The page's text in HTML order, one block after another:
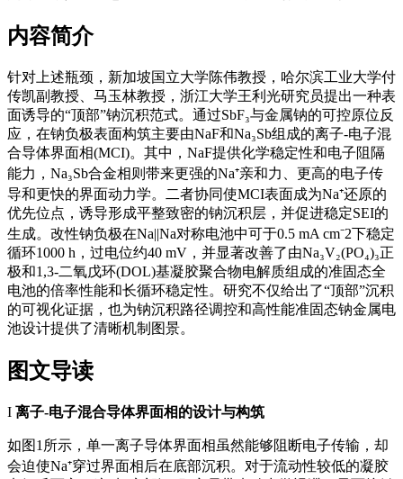
内容简介
针对上述瓶颈，新加坡国立大学陈伟教授，哈尔滨工业大学付
传凯副教授、马玉林教授，浙江大学王利光研究员提出一种表
面诱导的“顶部”钠沉积范式。通过SbF₃与金属钠的可控原位反
应，在钠负极表面构筑主要由NaF和Na₃Sb组成的离子-电子混
合导体界面相(MCI)。其中，NaF提供化学稳定性和电子阻隔
能力，Na₃Sb合金相则带来更强的Na⁺亲和力、更高的电子传
导和更快的界面动力学。二者协同使MCI表面成为Na⁺还原的
优先位点，诱导形成平整致密的钠沉积层，并促进稳定SEI的
生成。改性钠负极在Na||Na对称电池中可于0.5 mA cm⁻2下稳定
循环1000 h，过电位约40 mV，并显著改善了由Na₃V₂(PO₄)₃正
极和1,3-二氧戊环(DOL)基凝胶聚合物电解质组成的准固态全
电池的倍率性能和长循环稳定性。研究不仅给出了“顶部”沉积
的可视化证据，也为钠沉积路径调控和高性能准固态钠金属电
池设计提供了清晰机制图景。
图文导读
I 离子-电子混合导体界面相的设计与构筑
如图1所示，单一离子导体界面相虽然能够阻断电子传输，却
会迫使Na⁺穿过界面相后在底部沉积。对于流动性较低的凝胶